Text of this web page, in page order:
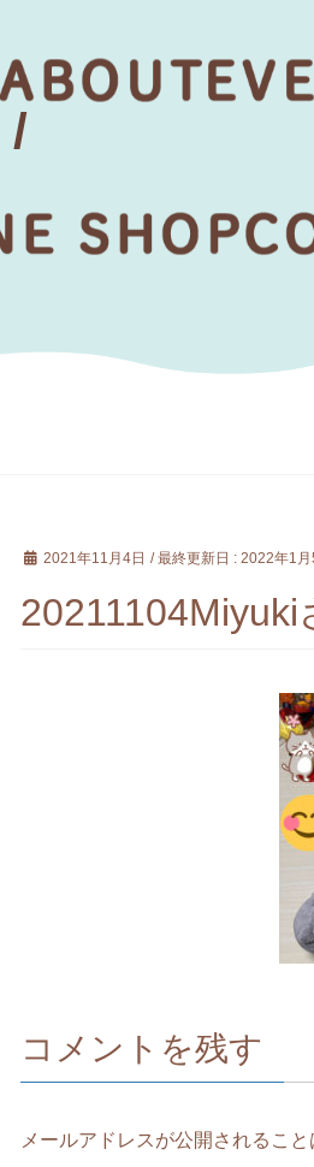
2021年11月4日 / 最終更新日 : 2022年1月
20211104Miyuki
コメントを残す
メールアドレスが公開されること